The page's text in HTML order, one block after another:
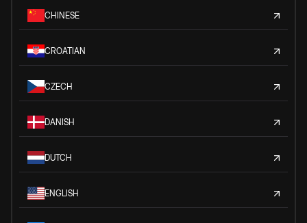
CHINESE
CROATIAN
CZECH
DANISH
DUTCH
ENGLISH